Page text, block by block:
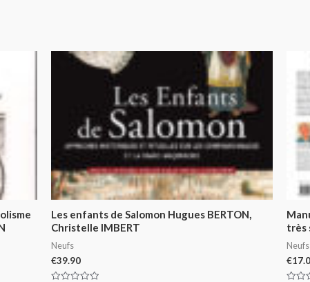
Les enfants de Salomon Hugues BERTON,
Christelle IMBERT
Neufs
€39.90
très
Neufs
€